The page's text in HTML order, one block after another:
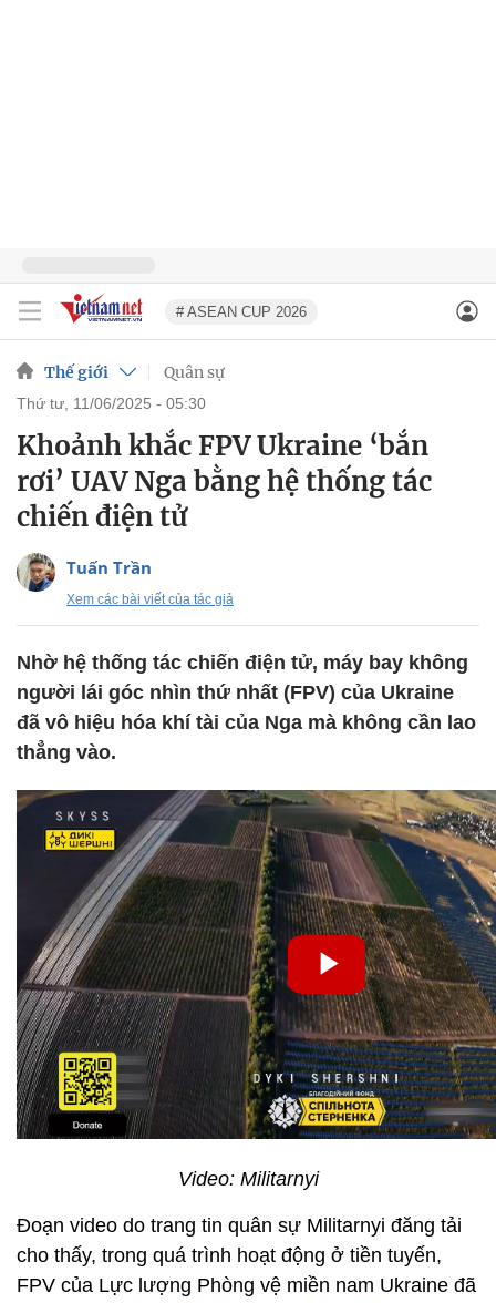
# ASEAN CUP 2026
Thế giới Quân sự
thứ tư, 11/06/2025 - 05:30
Khoảnh khắc FPV Ukraine ‘bắn
rơi’ UAV Nga bằng hệ thống tác
chiến điện tử
Tuấn Trần
Xem các bài viết của tác giả
Nhờ hệ thống tác chiến điện tử, máy bay không
người lái góc nhìn thứ nhất (FPV) của Ukraine
đã vô hiệu hóa khí tài của Nga mà không cần lao
thẳng vào.
Video: Militarnyi
Đoạn video do trang tin quân sự Militarnyi đăng tải
cho thấy, trong quá trình hoạt động ở tiền tuyến,
FPV của Lực lượng Phòng vệ miền nam Ukraine đã